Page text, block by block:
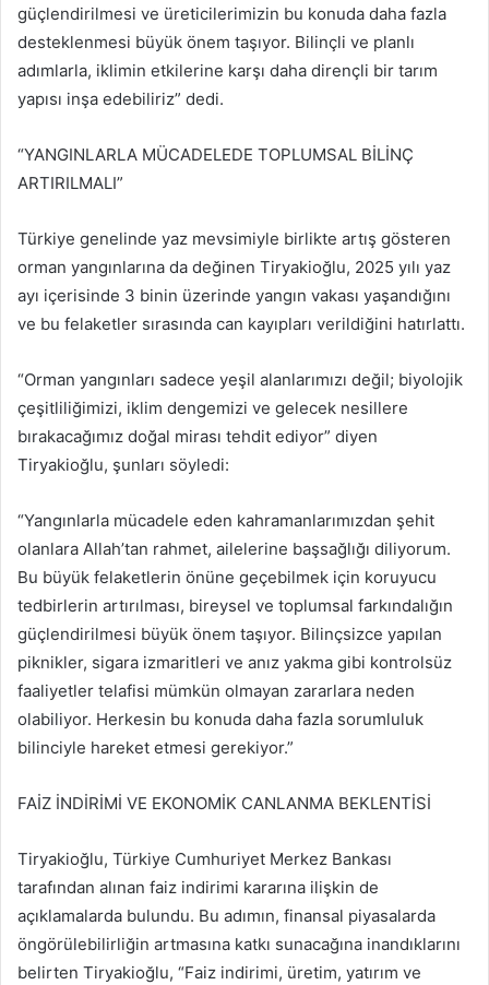
güçlendirilmesi ve üreticilerimizin bu konuda daha fazla
desteklenmesi büyük önem taşıyor. Bilinçli ve planlı
adımlarla, iklimin etkilerine karşı daha dirençli bir tarım
yapısı inşa edebiliriz” dedi.
“YANGINLARLA MÜCADELEDE TOPLUMSAL BİLİNÇ
ARTIRILMALI”
Türkiye genelinde yaz mevsimiyle birlikte artış gösteren
orman yangınlarına da değinen Tiryakioğlu, 2025 yılı yaz
ayı içerisinde 3 binin üzerinde yangın vakası yaşandığını
ve bu felaketler sırasında can kayıpları verildiğini hatırlattı.
“Orman yangınları sadece yeşil alanlarımızı değil; biyolojik
çeşitliliğimizi, iklim dengemizi ve gelecek nesillere
bırakacağımız doğal mirası tehdit ediyor” diyen
Tiryakioğlu, şunları söyledi:
“Yangınlarla mücadele eden kahramanlarımızdan şehit
olanlara Allah’tan rahmet, ailelerine başsağlığı diliyorum.
Bu büyük felaketlerin önüne geçebilmek için koruyucu
tedbirlerin artırılması, bireysel ve toplumsal farkındalığın
güçlendirilmesi büyük önem taşıyor. Bilinçsizce yapılan
piknikler, sigara izmaritleri ve anız yakma gibi kontrolsüz
faaliyetler telafisi mümkün olmayan zararlara neden
olabiliyor. Herkesin bu konuda daha fazla sorumluluk
bilinciyle hareket etmesi gerekiyor.”
FAİZ İNDİRİMİ VE EKONOMİK CANLANMA BEKLENTİSİ
Tiryakioğlu, Türkiye Cumhuriyet Merkez Bankası
tarafından alınan faiz indirimi kararına ilişkin de
açıklamalarda bulundu. Bu adımın, finansal piyasalarda
öngörülebilirliğin artmasına katkı sunacağına inandıklarını
belirten Tiryakioğlu, “Faiz indirimi, üretim, yatırım ve